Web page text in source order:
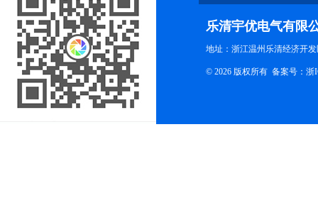
乐清宇优电气有限
地址：浙江温州乐清经济开
© 2026 版权所有 备案号：浙